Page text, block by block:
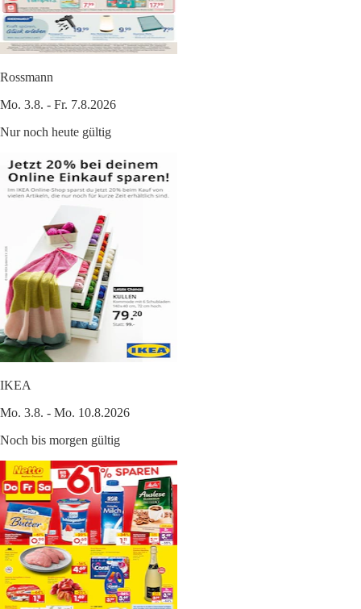
Rossmann
Mo. 3.8. - Fr. 7.8.2026
Nur noch heute gültig
IKEA
Mo. 3.8. - Mo. 10.8.2026
Noch bis morgen gültig